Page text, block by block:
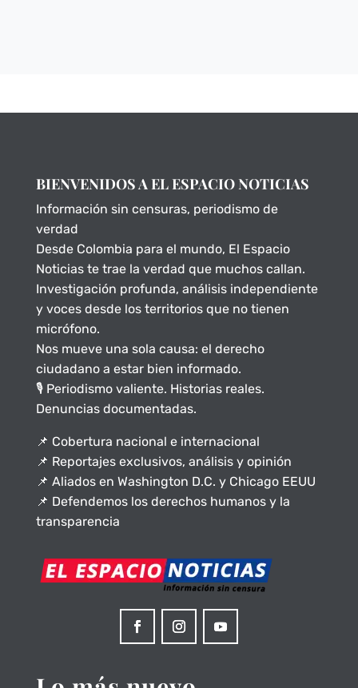
BIENVENIDOS A EL ESPACIO NOTICIAS
Información sin censuras, periodismo de
verdad
Desde Colombia para el mundo, El Espacio
Noticias te trae la verdad que muchos callan.
Investigación profunda, análisis independiente
y voces desde los territorios que no tienen
micrófono.
Nos mueve una sola causa: el derecho
ciudadano a estar bien informado.
🎙️ Periodismo valiente. Historias reales.
Denuncias documentadas.
📌 Cobertura nacional e internacional
📌 Reportajes exclusivos, análisis y opinión
📌 Aliados en Washington D.C. y Chicago EEUU
📌 Defendemos los derechos humanos y la
transparencia